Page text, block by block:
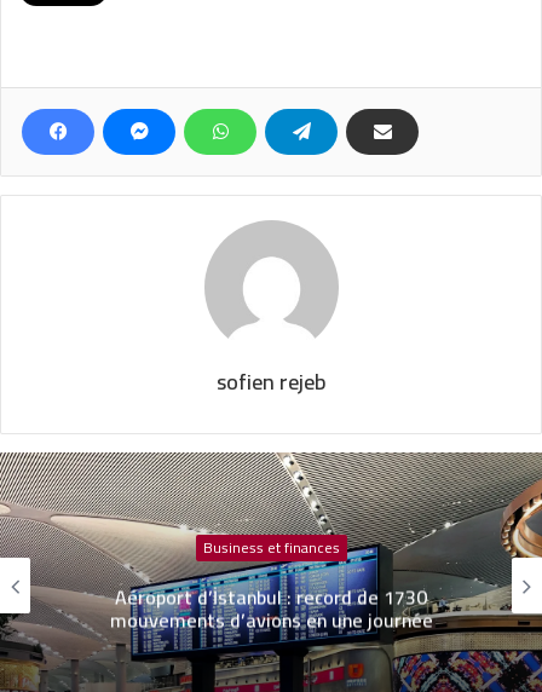
sofien rejeb
Business et finances
Aéroport d’İstanbul : record de 1730
mouvements d’avions en une journée